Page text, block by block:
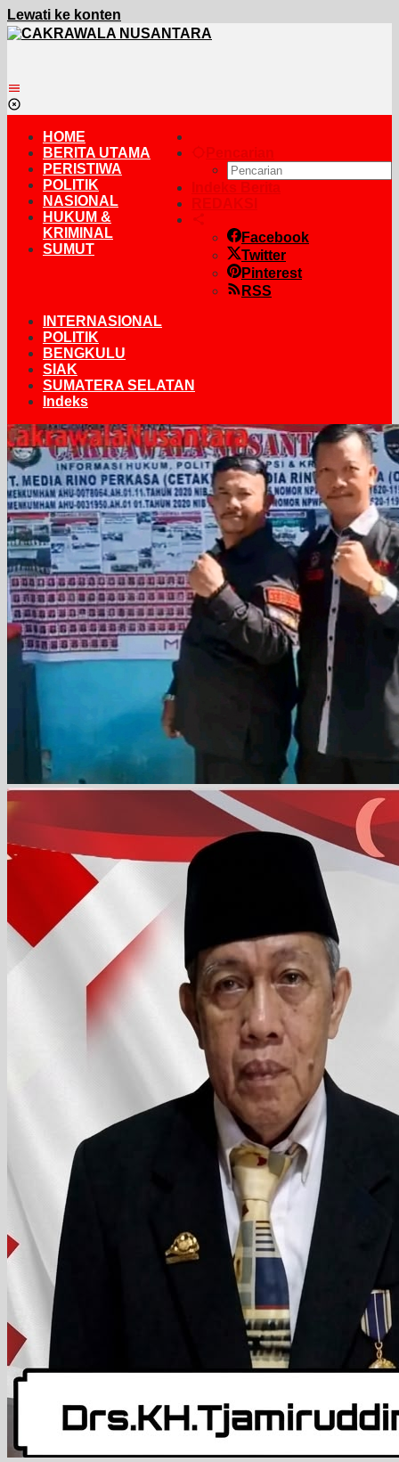
Lewati ke konten
Pencarian
Indeks Berita
REDAKSI
Facebook
Twitter
Pinterest
RSS
HOME
BERITA UTAMA
PERISTIWA
POLITIK
NASIONAL
HUKUM &
KRIMINAL
SUMUT
INTERNASIONAL
POLITIK
BENGKULU
SIAK
SUMATERA SELATAN
Indeks